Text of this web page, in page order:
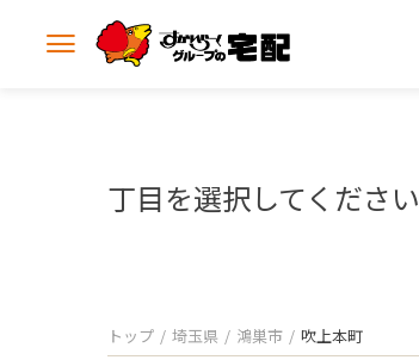
メ
丁目を選択してください
トップ 埼玉県 鴻巣市 吹上本町